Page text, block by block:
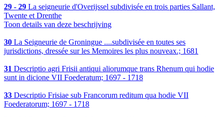
29 - 29 La seigneurie d'Overijssel subdivisée en trois parties Sallant,
Twente et Drenthe
Toon details van deze beschrijving
30 La Seigneurie de Groningue ....subdivisée en toutes ses
jurisdictions, dressée sur les Memoires les plus nouveax.; 1681
31 Descriptio agri Frisii antiqui aliorumque trans Rhenum qui hodie
sunt in dicione VII Foederatum; 1697 - 1718
33 Descriptio Frisiae sub Francorum reditum qua hodie VII
Foederatorum; 1697 - 1718